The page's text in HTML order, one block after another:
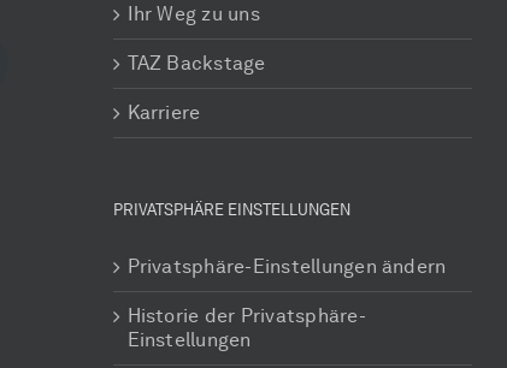
Ihr Weg zu uns
TAZ Backstage
Karriere
PRIVATSPHÄRE EINSTELLUNGEN
Privatsphäre-Einstellungen ändern
Historie der Privatsphäre-
Einstellungen